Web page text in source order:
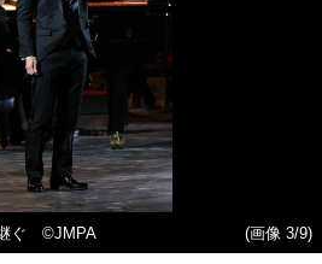
継ぐ ©️JMPA (画像 3/9)